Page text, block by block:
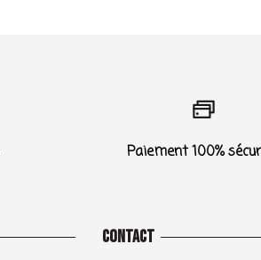
Paiement 100%
Contact